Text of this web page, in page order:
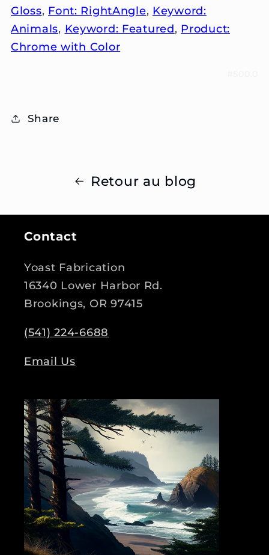
Gloss, Font: RightAngle, Keyword:
Animals, Keyword: Featured, Product:
Chrome with Color
Share
Retour au blog
Contact
Yoast Fabrication
16340 Lower Harbor Rd.
Brookings, OR 97415
(541) 224-6688
Email Us